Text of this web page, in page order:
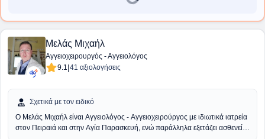
Μελάς Μιχαήλ
Αγγειοχειρουργός - Αγγειολόγος
9.1|41 αξιολογήσεις
Σχετικά με τον ειδικό
Ο Μελάς Μιχαήλ είναι Αγγειολόγος - Αγγειοχειρούργος με ιδιωτικά ιατρεία
στον Πειραιά και στην Αγία Παρασκευή, ενώ παράλληλα εξετάζει ασθενείς